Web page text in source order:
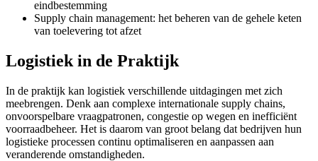
eindbestemming
Supply chain management: het beheren van de gehele keten
van toelevering tot afzet
Logistiek in de Praktijk
In de praktijk kan logistiek verschillende uitdagingen met zich
meebrengen. Denk aan complexe internationale supply chains,
onvoorspelbare vraagpatronen, congestie op wegen en inefficiënt
voorraadbeheer. Het is daarom van groot belang dat bedrijven hun
logistieke processen continu optimaliseren en aanpassen aan
veranderende omstandigheden.